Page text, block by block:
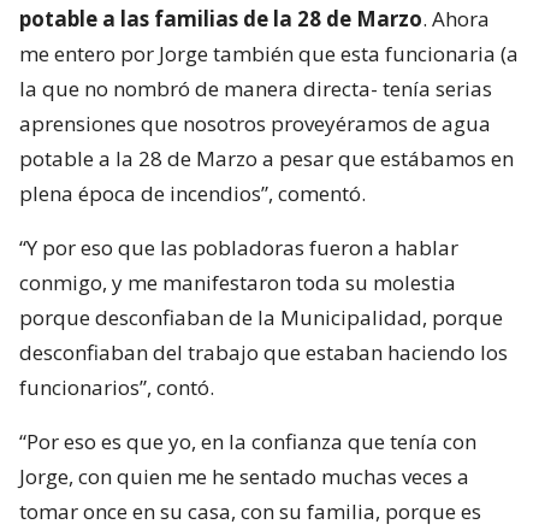
potable a las familias de la 28 de Marzo. Ahora
me entero por Jorge también que esta funcionaria (a
la que no nombró de manera directa- tenía serias
aprensiones que nosotros proveyéramos de agua
potable a la 28 de Marzo a pesar que estábamos en
plena época de incendios”, comentó.
“Y por eso que las pobladoras fueron a hablar
conmigo, y me manifestaron toda su molestia
porque desconfiaban de la Municipalidad, porque
desconfiaban del trabajo que estaban haciendo los
funcionarios”, contó.
“Por eso es que yo, en la confianza que tenía con
Jorge, con quien me he sentado muchas veces a
tomar once en su casa, con su familia, porque es